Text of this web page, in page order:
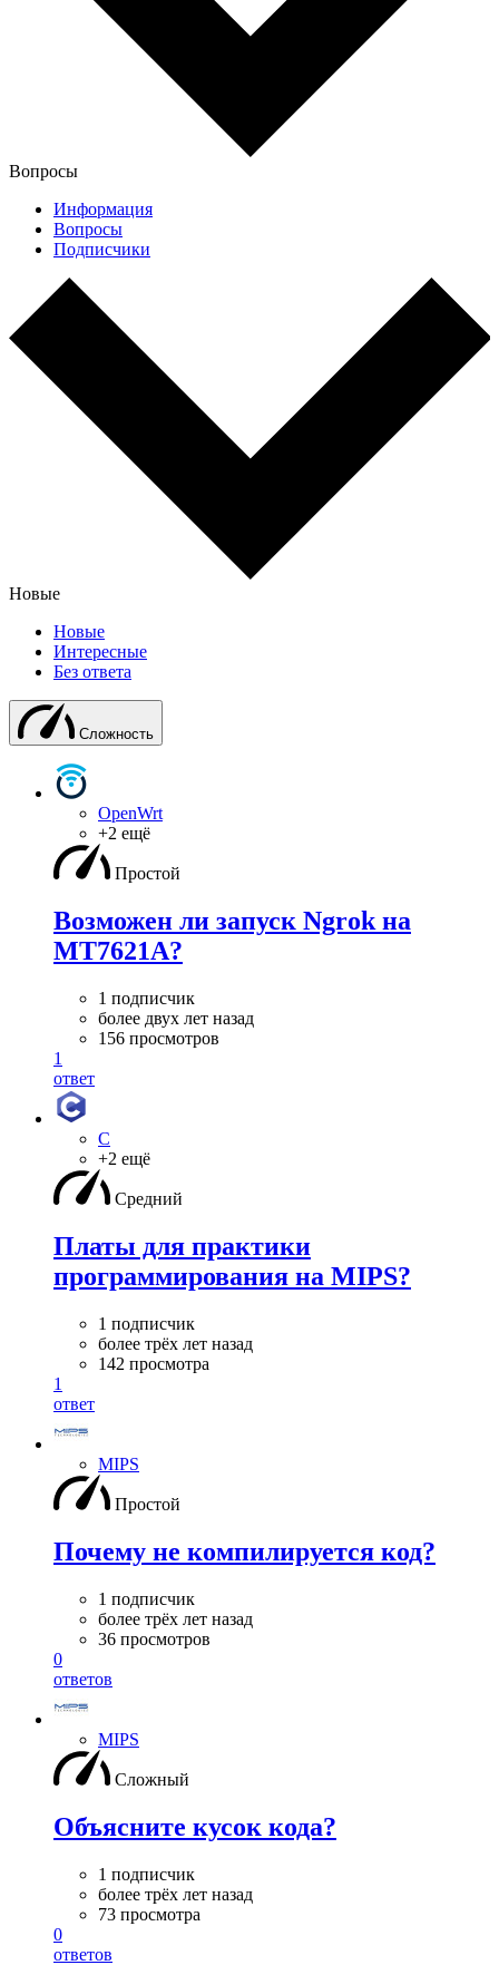
Вопросы
Информация
Вопросы
Подписчики
Новые
Новые
Интересные
Без ответа
Сложность
OpenWrt
+2 ещё
Простой
Возможен ли запуск Ngrok на
MT7621A?
1 подписчик
более двух лет назад
156 просмотров
1
ответ
C
+2 ещё
Средний
Платы для практики
программирования на MIPS?
1 подписчик
более трёх лет назад
142 просмотра
1
ответ
MIPS
Простой
Почему не компилируется код?
1 подписчик
более трёх лет назад
36 просмотров
0
ответов
MIPS
Сложный
Объясните кусок кода?
1 подписчик
более трёх лет назад
73 просмотра
0
ответов